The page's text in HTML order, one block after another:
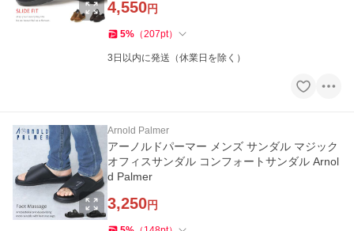
4,550円
5% （207pt）
3日以内に発送（休業日を除く）
Arnold Palmer
アーノルドパーマー メンズ サンダル マジック
オフィスサンダル コンフォートサンダル Arnol
d Palmer
3,250円